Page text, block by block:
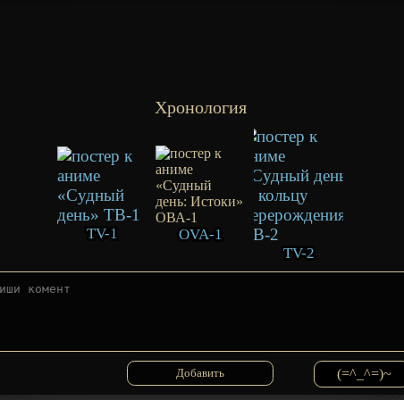
Хронология
TV-1
OVA-1
TV-2
(=^_^=)~